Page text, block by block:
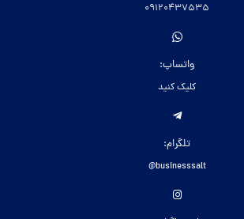
09120437535
واتساپ:
کلیک کنید
تلگرام:
businesssalt@